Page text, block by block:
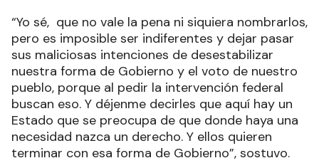
“Yo sé, que no vale la pena ni siquiera nombrarlos,
pero es imposible ser indiferentes y dejar pasar
sus maliciosas intenciones de desestabilizar
nuestra forma de Gobierno y el voto de nuestro
pueblo, porque al pedir la intervención federal
buscan eso. Y déjenme decirles que aquí hay un
Estado que se preocupa de que donde haya una
necesidad nazca un derecho. Y ellos quieren
terminar con esa forma de Gobierno”, sostuvo.